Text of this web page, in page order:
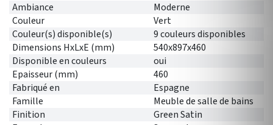
Ambiance
Moderne
Couleur
Vert
Couleur(s) disponible(s)
9 couleurs disponibles
Dimensions HxLxE (mm)
540x897x460
Disponible en couleurs
oui
Epaisseur (mm)
460
Fabriqué en
Espagne
Famille
Meuble de salle de bains
Finition
Green Satin